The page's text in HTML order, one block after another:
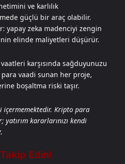
ve karlılık
güçlü bir araç olabilir.
yapay zeka madenciyi zengin
elinde maliyetleri düşürür.
karşısında sağduyunuzu
vaadi sunan her proje,
boşaltma riski taşır.
içermemektedir. Kripto para
yatırım kararlarınızı kendi